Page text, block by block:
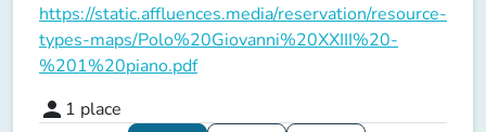
https://static.affluences.media/reservation/resource-
types-maps/Polo%20Giovanni%20XXIII%20-
%201%20piano.pdf
person 1 place